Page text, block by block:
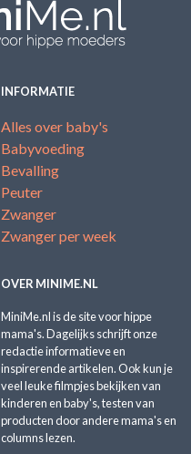
INFORMATIE
Alles over baby's
Babyvoeding
Bevalling
Peuter
Zwanger
Zwanger per week
OVER MINIME.NL
MiniMe.nl is de site voor hippe
mama's. Dagelijks schrijft onze
redactie informatieve en
inspirerende artikelen. Ook kun je
veel leuke filmpjes bekijken van
kinderen en baby's, testen van
producten door andere mama's en
columns lezen.